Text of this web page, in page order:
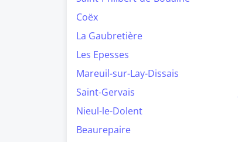
Coëx
La Gaubretière
Les Epesses
Mareuil-sur-Lay-Dissais
Saint-Gervais
Nieul-le-Dolent
Beaurepaire